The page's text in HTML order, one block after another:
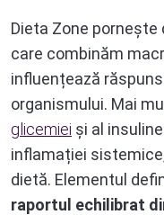
Dieta Zone pornește
care combinăm
influențează
organismului. Mai
glicemiei și al
inflamației
dietă. Elementul
raportul echilibrat